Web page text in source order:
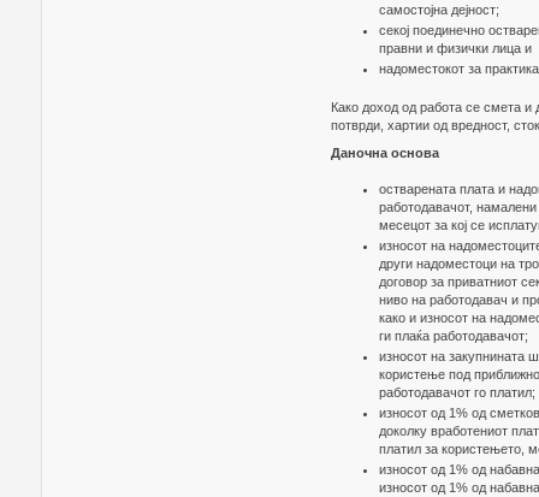
самостојна дејност;
секој поединечно
правни и физички лица и
надоместокот за
Како доход од работа се смета
потврди, хартии од вредност,
Даночна основа
остварената плата и
работодавачот,
месецот за кој се
износот на
други надоместоци на
договор за приватниот
ниво на работодавач и
како и износот на
ги плаќа работодавачот;
износот на закупнината
користење под приближно
работодавачот го платил;
износот од 1% од
доколку вработениот
платил за користењето,
износот од 1% од
износот од 1% од